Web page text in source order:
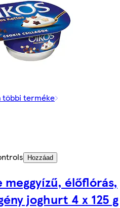
többi terméke
Hozzáad
meggyízű, élőflórás,
joghurt 4 x 125 g